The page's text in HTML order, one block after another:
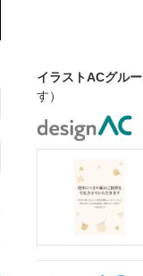
イラストACグル
す）